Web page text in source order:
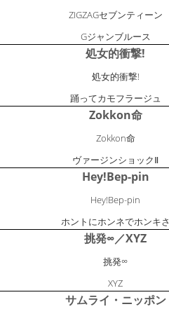
ZIGZAGセブンティーン
Gジャンブルース
処女的衝撃!
処女的衝撃!
踊ってカモフラージュ
Zokkon命
Zokkon命
ヴァージンショックⅡ
Hey!Bep-pin
Hey!Bep-pin
ホントにホンネでホンキさ
挑発∞／XYZ
挑発∞
XYZ
サムライ・ニッポン